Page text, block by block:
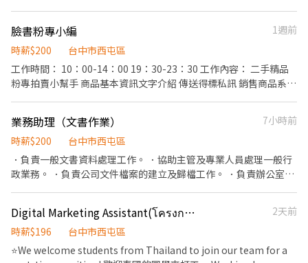
不爆汗。 2️⃣ 福利超佛心：只要任職滿「一個月」馬上享有三節獎金
➕生日禮金 🎁 3️⃣ 工作超單純：處理基本行政作業，不複雜、好上
手，無經驗肯學也歡迎！ 4️⃣ 作息超正常：08:00~17:00固定班，完
美兼顧工作與個人生活。 📝 【詳細工作資訊】 薪資待遇：時薪200
區工業區十路 5 號 📞 【如何應徵】 名額有限，冷氣房職缺很搶手！
心動的話請直接點擊應徵、私訊，或直接打電話聯絡： 👉 0933-
臉書粉專小編
1週前
時薪$200
台中市西屯區
工作時間： 10：00-14：00 19：30-23：30 工作內容： 二手精品
粉專拍賣小幫手 商品基本資訊文字介紹 傳送得標私訊 銷售商品系統
業務助理（文書作業）
7小時前
時薪$200
台中市西屯區
．負責一般文書資料處理工作。 ．協助主管及專業人員處理一般行
政業務。 ．負責公司文件檔案的建立及歸檔工作。 ．負責辦公室環
Digital Marketing Assistant(โครงการไทย)
2天前
時薪$196
台中市西屯區
⭐We welcome students from Thailand to join our team for a